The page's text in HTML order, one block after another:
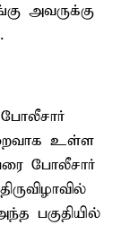
அவருக்கு
போலீசார்
உள்ள
போலீசார்
பகுதியில்